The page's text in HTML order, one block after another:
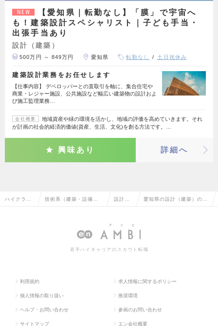
NEW
【愛知県｜転勤なし】「膜」で宇宙へ
も！建築設計スペシャリスト｜子ども手当・
出張手当あり
設計（建築）
500万円 ～ 849万円 愛知県 転勤なし 土日祝休み
建築設計業務をお任せします
【仕事内容】 デベロッパーとの直取引を軸に、集合住宅や
商業・レジャー施設、公共施設など幅広い建築物の設計およ
び施工監理業務…
会社概要
地域資産や緑の環境を活かし、地域の評価を高めていきます。それ
が計画の社会的経済的価値(資産、生活、文化)を創る方法です。…
興味あり 詳細へ
ハイクラス 技術系（建築・設備・ 設計
築）
愛知県の設計（建築）の転
若手ハイキャリアのスカウト転職
利用規約 求人情報に関するポリシー
個人情報の取り扱い 推奨環境
ヘルプ・お問い合わせ 参画のお問い合わせ
サイトマップ エン会社概要